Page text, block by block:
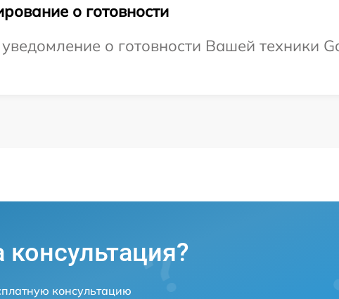
о готовности
о готовности Вашей техники
консультацию